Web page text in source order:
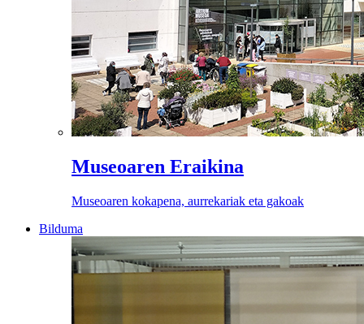
Museoaren Eraikina
Museoaren kokapena, aurrekariak eta gakoak
Bilduma